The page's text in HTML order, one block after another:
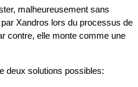
malheureusement sans
Xandros lors du processus de
contre, elle monte comme une
deux solutions possibles: